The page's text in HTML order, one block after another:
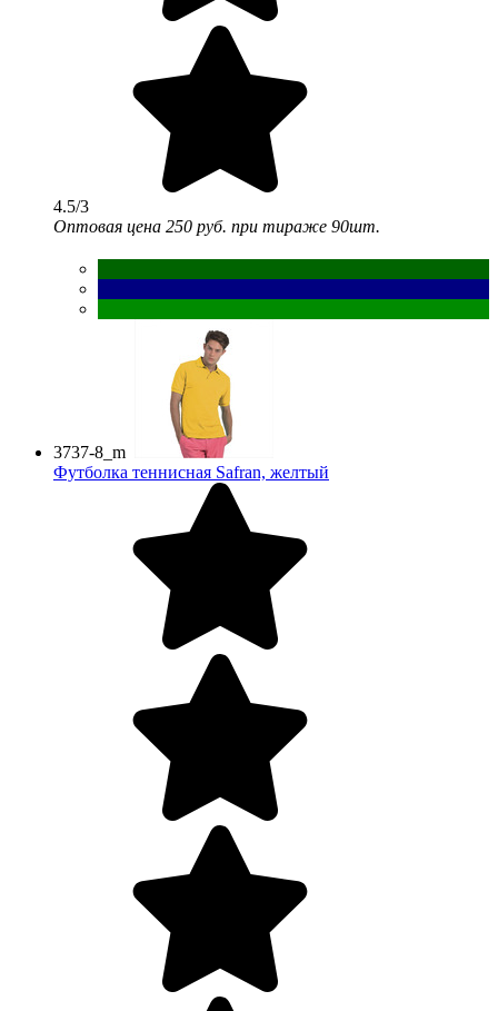
4.5/3
Оптовая цена 250 руб. при тираже 90шт.
3737-8_m
Футболка теннисная Safran, желтый